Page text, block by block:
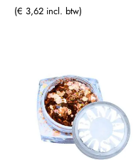
(€ 3,62 incl. btw)